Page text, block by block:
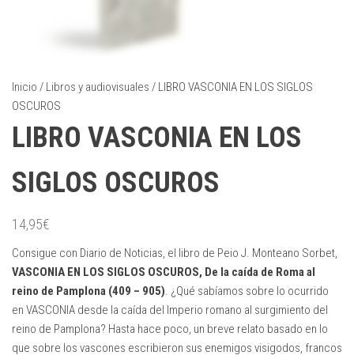
Inicio / Libros y audiovisuales / LIBRO VASCONIA EN LOS SIGLOS
OSCUROS
LIBRO VASCONIA EN LOS
SIGLOS OSCUROS
14,95€
Consigue con Diario de Noticias, el libro de Peio J. Monteano Sorbet,
VASCONIA EN LOS SIGLOS OSCUROS, De la caída de Roma al
reino de Pamplona (409 – 905). ¿Qué sabíamos sobre lo ocurrido
en VASCONIA desde la caída del Imperio romano al surgimiento del
reino de Pamplona? Hasta hace poco, un breve relato basado en lo
que sobre los vascones escribieron sus enemigos visigodos, francos